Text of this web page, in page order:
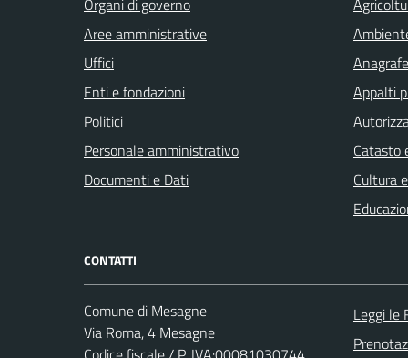
Organi di governo
Aree amministrative
Uffici
Enti e fondazioni
Politici
Personale amministrativo
Documenti e Dati
Appalti
Catasto
Cultura
CONTATTI
Comune di Mesagne
Via Roma, 4 Mesagne
Leggi le